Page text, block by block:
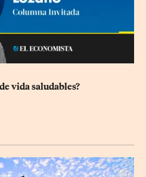
vida saludables?